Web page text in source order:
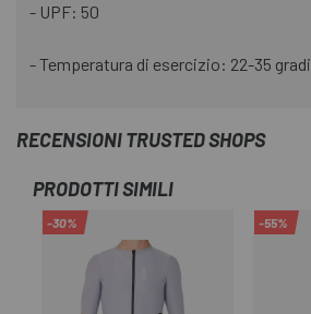
- UPF: 50
- Temperatura di esercizio: 22-35 gradi
RECENSIONI TRUSTED SHOPS
PRODOTTI SIMILI
-30% -55%